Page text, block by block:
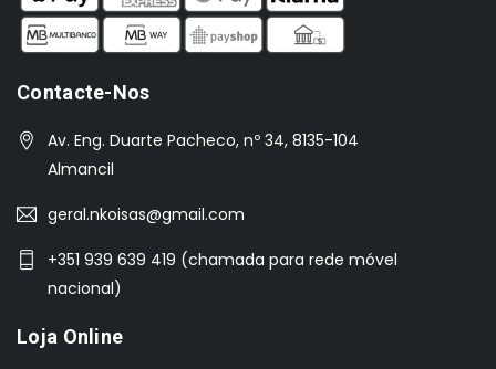
Contacte-Nos
Av. Eng. Duarte Pacheco, nº 34, 8135-104
Almancil
geral.nkoisas@gmail.com
+351 939 639 419 (chamada para rede móvel
nacional)
Loja Online